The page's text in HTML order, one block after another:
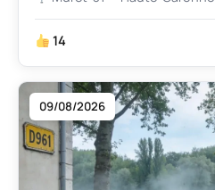
14
09/08/2026